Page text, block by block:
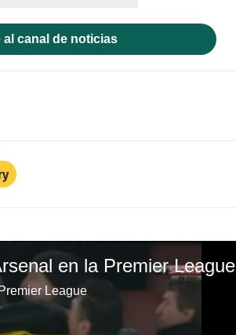
al canal de noticias
en la Premier League
League